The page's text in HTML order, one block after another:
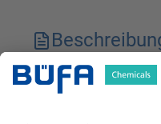
Technische